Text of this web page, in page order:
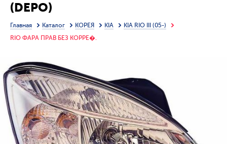
(DEPO)
Главная Каталог КОРЕЯ KIA
KIA RIO III (05-)
RIO ФАРА ПРАВ БЕЗ КОРРЕ�.